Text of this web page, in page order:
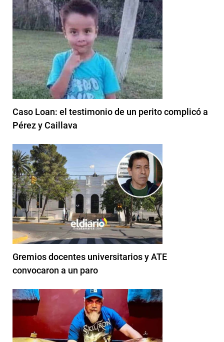
Caso Loan: el testimonio de un perito complicó a
Pérez y Caillava
Gremios docentes universitarios y ATE
convocaron a un paro